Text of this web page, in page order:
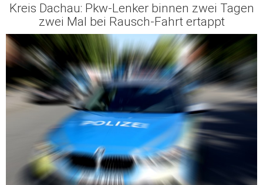
Kreis Dachau: Pkw-Lenker binnen zwei Tagen
zwei Mal bei Rausch-Fahrt ertappt